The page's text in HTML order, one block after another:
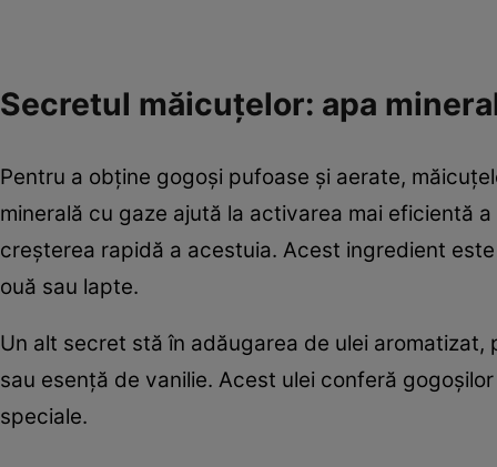
Secretul măicuțelor: apa
Pentru a obține gogoși pufoase și aerate,
minerală cu gaze ajută la activarea mai eficientă
creșterea rapidă a acestuia. Acest ingredient
ouă sau lapte.
Un alt secret stă în adăugarea de ulei
sau esență de vanilie. Acest ulei conferă
speciale.